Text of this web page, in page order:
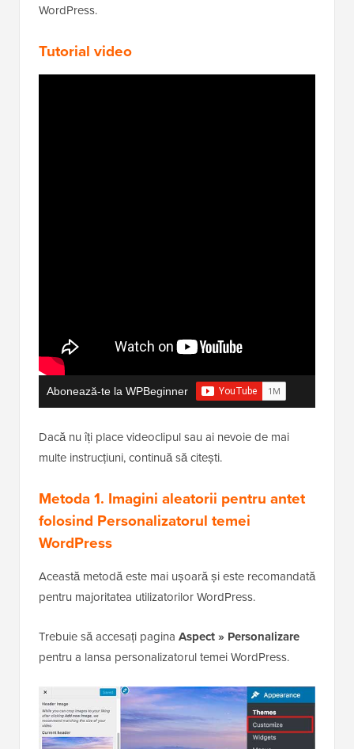
WordPress.
Tutorial video
Abonează-te la WPBeginner
Dacă nu îți place videoclipul sau ai nevoie de mai
multe instrucțiuni, continuă să citești.
Metoda 1. Imagini aleatorii pentru antet
folosind Personalizatorul temei
WordPress
Această metodă este mai ușoară și este recomandată
pentru majoritatea utilizatorilor WordPress.
Trebuie să accesați pagina Aspect » Personalizare
pentru a lansa personalizatorul temei WordPress.